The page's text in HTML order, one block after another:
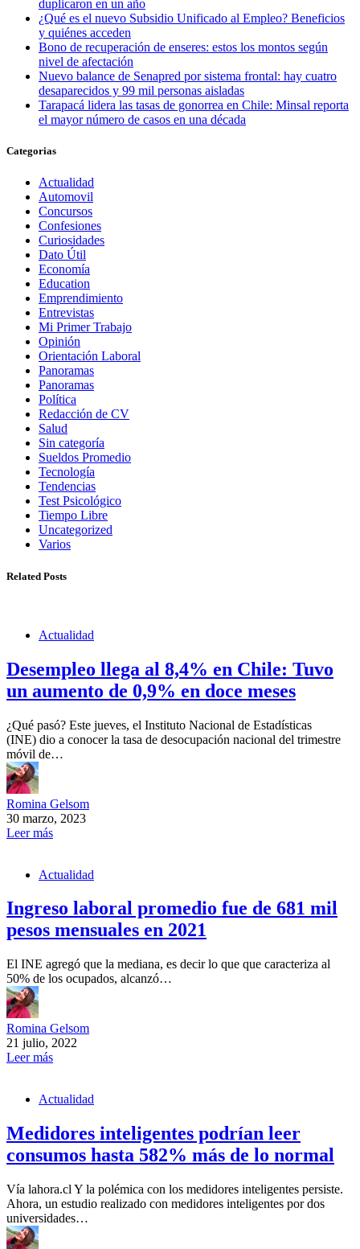
duplicaron en un año
¿Qué es el nuevo Subsidio Unificado al Empleo? Beneficios
y quiénes acceden
Bono de recuperación de enseres: estos los montos según
nivel de afectación
Nuevo balance de Senapred por sistema frontal: hay cuatro
desaparecidos y 99 mil personas aisladas
Tarapacá lidera las tasas de gonorrea en Chile: Minsal reporta
el mayor número de casos en una década
Categorias
Actualidad
Automovil
Concursos
Confesiones
Curiosidades
Dato Útil
Economía
Education
Emprendimiento
Entrevistas
Mi Primer Trabajo
Opinión
Orientación Laboral
Panoramas
Panoramas
Política
Redacción de CV
Salud
Sin categoría
Sueldos Promedio
Tecnología
Tendencias
Test Psicológico
Tiempo Libre
Uncategorized
Varios
Related Posts
Actualidad
Desempleo llega al 8,4% en Chile: Tuvo
un aumento de 0,9% en doce meses
¿Qué pasó? Este jueves, el Instituto Nacional de Estadísticas
(INE) dio a conocer la tasa de desocupación nacional del trimestre
móvil de…
Romina Gelsom
30 marzo, 2023
Leer más
Actualidad
Ingreso laboral promedio fue de 681 mil
pesos mensuales en 2021
El INE agregó que la mediana, es decir lo que que caracteriza al
50% de los ocupados, alcanzó…
Romina Gelsom
21 julio, 2022
Leer más
Actualidad
Medidores inteligentes podrían leer
consumos hasta 582% más de lo normal
Vía lahora.cl Y la polémica con los medidores inteligentes persiste.
Ahora, un estudio realizado con medidores inteligentes por dos
universidades…